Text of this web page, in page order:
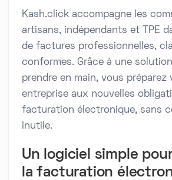
Kash.click accompagne les
artisans, indépendants et TPE
de factures professionnelles,
conformes. Grâce à une
prendre en main, vous préparez
entreprise aux nouvelles
facturation électronique, sans
inutile.
Un logiciel simple
la facturation